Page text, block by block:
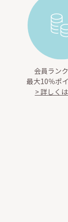
会員ラン
最大10％ポ
> 詳しく